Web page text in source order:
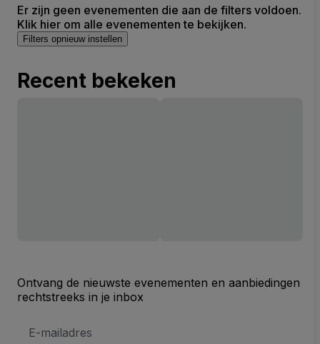
Er zijn geen evenementen die aan de filters voldoen.
Klik hier om alle evenementen te bekijken.
Filters opnieuw instellen
Recent bekeken
Ontvang de nieuwste evenementen en aanbiedingen
rechtstreeks in je inbox
mailadres